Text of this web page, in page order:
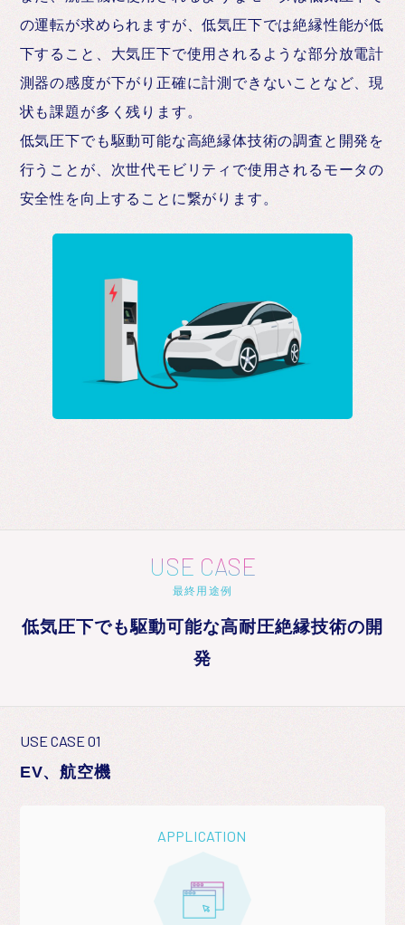
の運転が求められますが、低気圧下では絶縁性能が低
下すること、大気圧下で使用されるような部分放電計
測器の感度が下がり正確に計測できないことなど、現
状も課題が多く残ります。
低気圧下でも駆動可能な高絶縁体技術の調査と開発を
行うことが、次世代モビリティで使用されるモータの
安全性を向上することに繋がります。
USE CASE
最終用途例
低気圧下でも駆動可能な高耐圧絶縁技術の開
発
USE CASE 01
EV、航空機
APPLICATION